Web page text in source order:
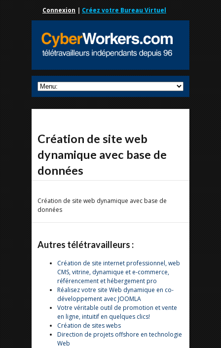
Connexion | Créez votre Bureau Virtuel
Création de site web
dynamique avec base de
données
Création de site web dynamique avec base de
données
Autres télétravailleurs :
Création de site internet professionnel, web
CMS, vitrine, dynamique et e-commerce,
référencement et hébergement pro
Réalisez votre site Web dynamique en co-
développement avec JOOMLA
Votre véritable outil de promotion et vente
en ligne, intuitif en quelques clics!
Création de sites webs
Direction de projets offshore en technologie
Web